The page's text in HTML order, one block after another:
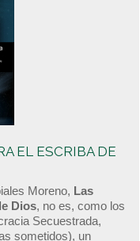
EL ESCRIBA DE
Moreno, Las
Dios, no es, como los
Secuestrada,
sometidos), un